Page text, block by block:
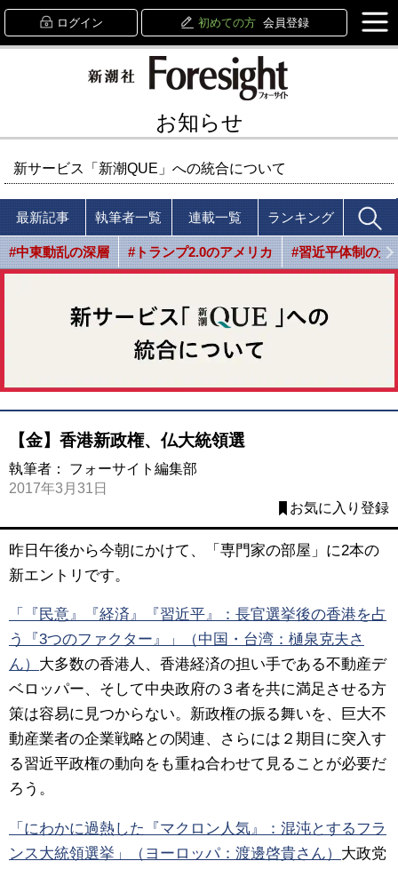
ログイン 初めての方 会員登録
お知らせ
新サービス「新潮QUE」への統合について
最新記事 執筆者一覧 連載一覧 ランキング
#中東動乱の深層 #トランプ2.0のアメリカ #習近平体制の光
【金】香港新政権、仏大統領選
執筆者： フォーサイト編集部
2017年3月31日
お気に入り登録
昨日午後から今朝にかけて、「専門家の部屋」に2本の
新エントリです。
「『民意』『経済』『習近平』：長官選挙後の香港を占
う『3つのファクター』」（中国・台湾：樋泉克夫さ
ん） 大多数の香港人、香港経済の担い手である不動産デ
ベロッパー、そして中央政府の３者を共に満足させる方
策は容易に見つからない。新政権の振る舞いを、巨大不
動産業者の企業戦略との関連、さらには２期目に突入す
る習近平政権の動向をも重ね合わせて見ることが必要だ
ろう。
「にわかに過熱した『マクロン人気』：混沌とするフラ
ンス大統領選挙」（ヨーロッパ：渡邊啓貴さん） 大政党